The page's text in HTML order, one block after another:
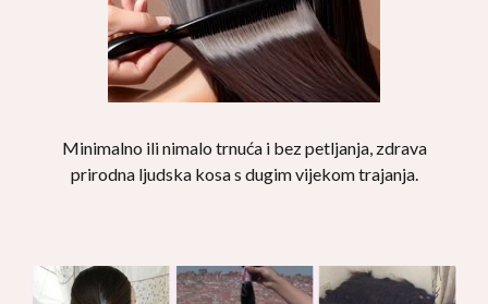
Minimalno ili nimalo trnuća i bez petljanja, zdrava
prirodna ljudska kosa s dugim vijekom trajanja.